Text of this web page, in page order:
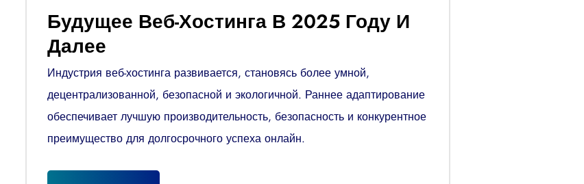
Будущее Веб-Хостинга В 2025 Году И
Далее
Индустрия веб-хостинга развивается, становясь более умной,
децентрализованной, безопасной и экологичной. Раннее адаптирование
обеспечивает лучшую производительность, безопасность и конкурентное
преимущество для долгосрочного успеха онлайн.